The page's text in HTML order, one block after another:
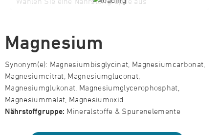
Magnesium
Synonym(e): Magnesiumbisglycinat, Magnesiumcarbonat,
Magnesiumcitrat, Magnesiumgluconat,
Magnesiumglukonat, Magnesiumglycerophosphat,
Magnesiummalat, Magnesiumoxid
Nährstoffgruppe: Mineralstoffe & Spurenelemente